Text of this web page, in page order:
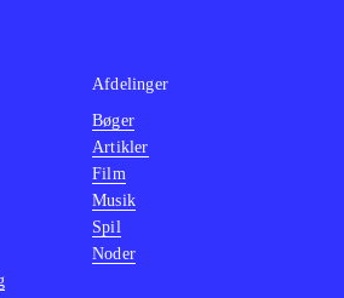
Afdelinger
Bøger
Artikler
Film
Musik
Spil
Noder